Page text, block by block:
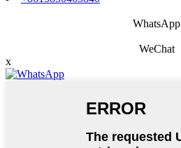
WhatsApp
WeChat
x